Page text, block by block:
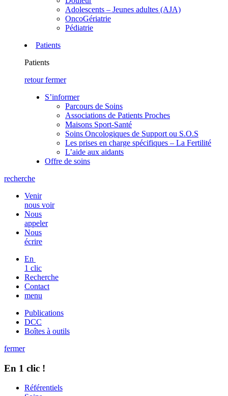
Adolescents – Jeunes adultes (AJA)
OncoGériatrie
Pédiatrie
Patients
Patients
retour fermer
S’informer
Parcours de Soins
Associations de Patients Proches
Maisons Sport-Santé
Soins Oncologiques de Support ou S.O.S
Les prises en charge spécifiques – La Fertilité
L’aide aux aidants
Offre de soins
recherche
Venir
nous voir
Nous
appeler
Nous
écrire
En
1 clic
Recherche
Contact
menu
Publications
DCC
Boîtes à outils
fermer
En 1 clic !
Référentiels